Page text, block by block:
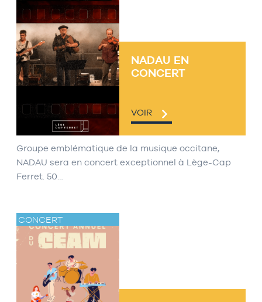
NADAU EN
CONCERT
VOIR
Groupe emblématique de la musique occitane,
NADAU sera en concert exceptionnel à Lège-Cap
Ferret. 50…
CONCERT